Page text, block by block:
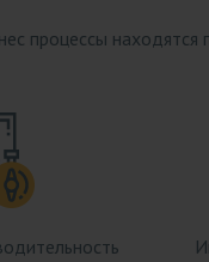
процессы